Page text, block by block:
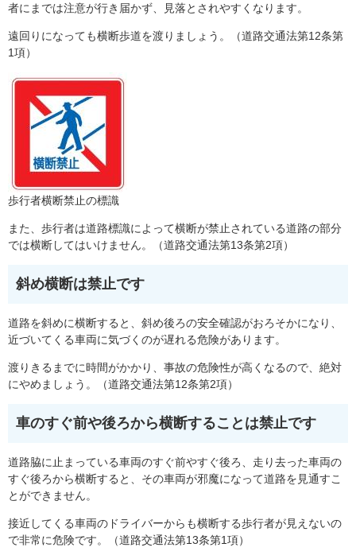
者にまでは注意が行き届かず、見落とされやすくなります。
遠回りになっても横断歩道を渡りましょう。（道路交通法第12条第
1項）
歩行者横断禁止の標識
また、歩行者は道路標識によって横断が禁止されている道路の部分
では横断してはいけません。（道路交通法第13条第2項）
斜め横断は禁止です
道路を斜めに横断すると、斜め後ろの安全確認がおろそかになり、
近づいてくる車両に気づくのが遅れる危険があります。
渡りきるまでに時間がかかり、事故の危険性が高くなるので、絶対
にやめましょう。（道路交通法第12条第2項）
車のすぐ前や後ろから横断することは禁止です
道路脇に止まっている車両のすぐ前やすぐ後ろ、走り去った車両の
すぐ後ろから横断すると、その車両が邪魔になって道路を見通すこ
とができません。
接近してくる車両のドライバーからも横断する歩行者が見えないの
で非常に危険です。（道路交通法第13条第1項）